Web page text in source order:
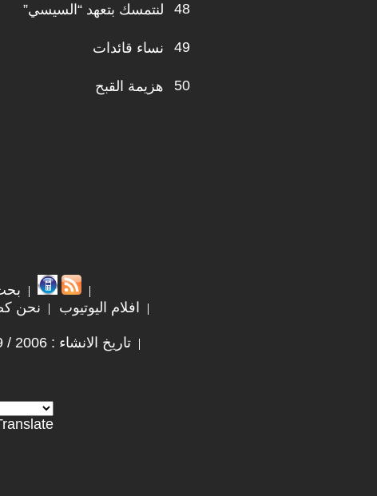
لنتمسك بتعهد “السيسي” 48
نساء قائدات 49
هزيمة القبح 50
افلام اليوتيوب
نحن
تاريخ الانشاء : 2006 / 9 / 29